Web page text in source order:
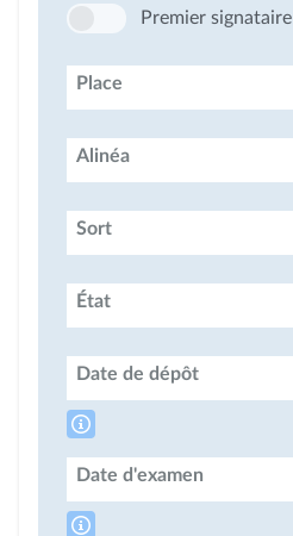
Premier
Place
Alinéa
Sort
État
Date de dépôt
Date d'examen